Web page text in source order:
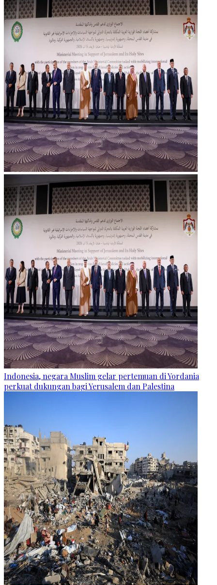
Indonesia, negara Muslim gelar pertemuan di Yordania
perkuat dukungan bagi Yerusalem dan Palestina